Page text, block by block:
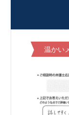
温かい